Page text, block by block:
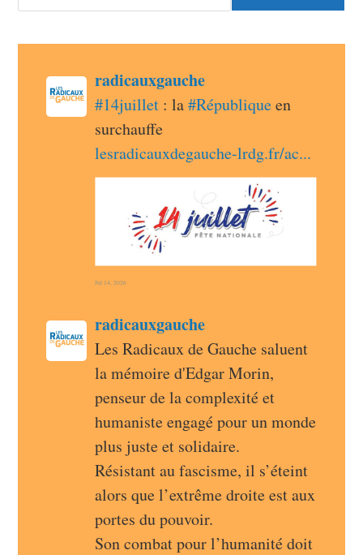
radicauxgauche avatar
radicauxgauchepost
#14juillet : la #République en
surchauffe
lesradicauxdegauche-lrdg.fr/ac
Jul 14, 2026
radicauxgauche avatar
radicauxgauchepost
Les Radicaux de Gauche saluent
la mémoire d'Edgar Morin,
penseur de la complexité et
humaniste engagé pour un monde
plus juste et solidaire.
Résistant au fascisme, il s’éteint
alors que l’extrême droite est aux
portes du pouvoir.
Son combat pour l’humanité doit